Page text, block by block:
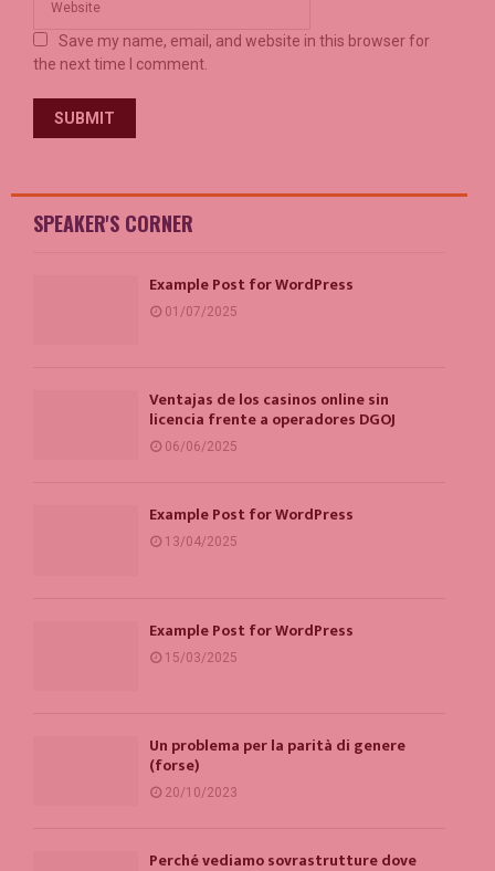
Save my name, email, and website in this browser for
the next time I comment.
SPEAKER'S CORNER
Example Post for WordPress
01/07/2025
Ventajas de los casinos online sin
licencia frente a operadores DGOJ
06/06/2025
Example Post for WordPress
13/04/2025
Example Post for WordPress
15/03/2025
Un problema per la parità di genere
(forse)
20/10/2023
Perché vediamo sovrastrutture dove